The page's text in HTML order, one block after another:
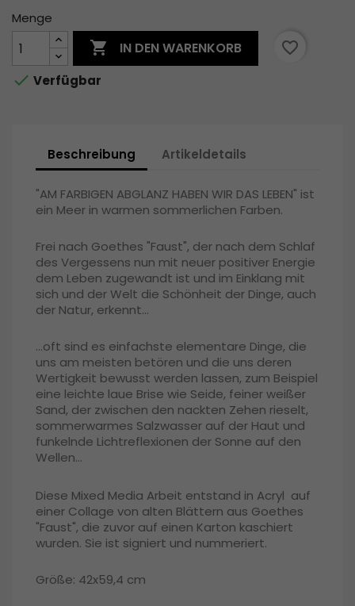
Menge
 IN DEN WARENKORB
favorite_border
 Verfügbar
Beschreibung Artikeldetails
"AM FARBIGEN ABGLANZ HABEN WIR DAS LEBEN" ist
ein Meer in warmen sommerlichen Farben.
Frei nach Goethes "Faust", der nach dem Schlaf
des Vergessens nun mit neuer positiver Energie
dem Leben zugewandt ist und im Einklang mit
sich und der Welt die Schönheit der Dinge, auch
der Natur, erkennt...
...oft sind es einfachste elementare Dinge, die
uns am meisten betören und die uns deren
Wertigkeit bewusst werden lassen, zum Beispiel
eine leichte laue Brise wie Seide, feiner weißer
Sand, der zwischen den nackten Zehen rieselt,
sommerwarmes Salzwasser auf der Haut und
funkelnde Lichtreflexionen der Sonne auf den
Wellen...
Diese Mixed Media Arbeit entstand in Acryl auf
einer Collage von alten Blättern aus Goethes
"Faust", die zuvor auf einen Karton kaschiert
wurden. Sie ist signiert und nummeriert.
Größe: 42x59,4 cm